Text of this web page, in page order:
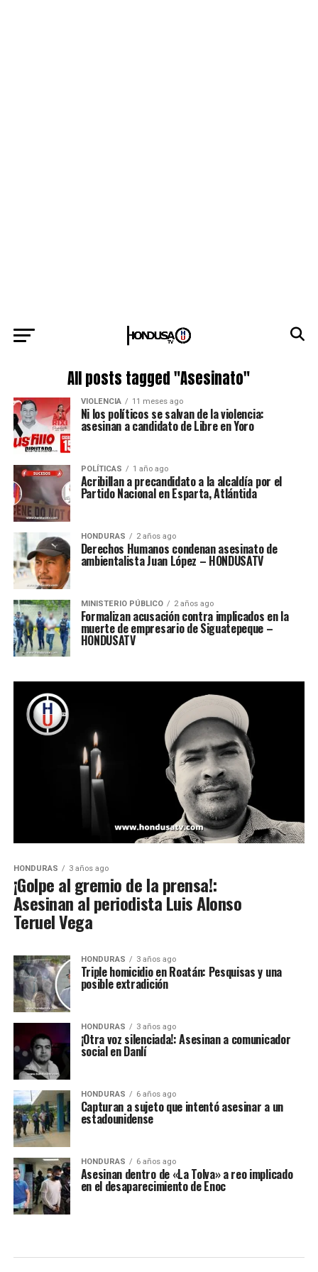
All posts tagged "Asesinato"
VIOLENCIA 11 meses ago
Ni los políticos se salvan de la violencia:
asesinan a candidato de Libre en Yoro
POLÍTICAS 1 año ago
Acribillan a precandidato a la alcaldía por el
Partido Nacional en Esparta, Atlántida
HONDURAS 2 años ago
Derechos Humanos condenan asesinato de
ambientalista Juan López – HONDUSATV
MINISTERIO PÚBLICO 2 años ago
Formalizan acusación contra implicados en la
muerte de empresario de Siguatepeque –
HONDUSATV
HONDURAS 3 años ago
¡Golpe al gremio de la prensa!:
Asesinan al periodista Luis Alonso
Teruel Vega
HONDURAS 3 años ago
Triple homicidio en Roatán: Pesquisas y una
posible extradición
HONDURAS 3 años ago
¡Otra voz silenciada!: Asesinan a comunicador
social en Danlí
HONDURAS 6 años ago
Capturan a sujeto que intentó asesinar a un
estadounidense
HONDURAS 6 años ago
Asesinan dentro de «La Tolva» a reo implicado
en el desaparecimiento de Enoc